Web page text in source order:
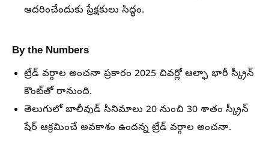
ఆదరించేందుకు ప్రేక్షకులు సిద్ధం.
By the Numbers
ట్రేడ్ వర్గాల అంచనా ప్రకారం 2025 చివర్లో ఆల్ఫా భారీ స్క్రీన్
కౌంట్‌తో రానుంది.
తెలుగులో బాలీవుడ్ సినిమాలు 20 నుంచి 30 శాతం స్క్రీన్
షేర్ ఆక్రమించే అవకాశం ఉందన్న ట్రేడ్ వర్గాల అంచనా.